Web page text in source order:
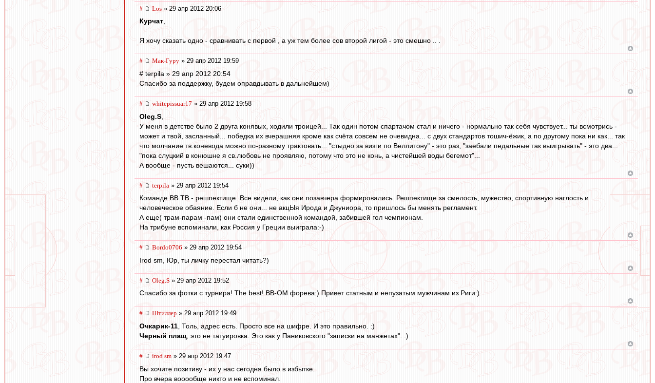
# Los » 29 апр 2012 20:06
Курчат,
Я хочу сказать одно - сравнивать с первой , а уж тем более сов второй лигой - это смешно .. .
# Мак-Гуру » 29 апр 2012 19:59
# terpila » 29 апр 2012 20:54
Спасибо за поддержку, будем оправдывать в дальнейшем)
# whitepissuar17 » 29 апр 2012 19:58
Oleg.S
У меня в детстве было 2 друга конявых, ходили троицей... Так один потом спартачом стал и ничего - нормально так себя чувствует... ты всмотрись -
может и твой, засланный... победка их вчерашняя кроме как счёта совсем не очевидна... с двух стандартов тошич-ёжик, а по другому пока ни как... так
что молчание тв.коневода можно по-разному трактовать... "стыдно за визги по Веллитону" - это раз, "заебали педальные так выигрывать" - это два...
"пока слуцкий в конюшне я св.любовь не проявляю, потому что это не конь, а чистейшей воды бегемот"...
А вообще - пусть вешаются... суки))
# terpila » 29 апр 2012 19:54
Команде ВВ ТВ - решпектище. Все видели, как они позавчера формировались. Решпектище за смелость, мужество, спортивную наглость и
человеческое обаяние. Если б не они... не акцЫя Ирода и Джуниора, то пришлось бы менять регламент.
А еще( трам-парам -пам) они стали единственной командой, забившей гол чемпионам.
На трибуне вспоминали, как Россия у Греции выиграла:-)
# Bordo0706 » 29 апр 2012 19:54
Irod sm, Юр, ты личку перестал читать?)
# Oleg.S » 29 апр 2012 19:52
Спасибо за фотки с турнира! The best! ВВ-ОМ форева:) Привет статным и непузатым мужчинам из Риги:)
# Штиллер » 29 апр 2012 19:49
Очкарик-11 , Толь, адрес есть. Просто все на шифре. И это правильно. :)
Черный плащ , это не татуировка. Это как у Паниковского "записки на манжетах". :)
# irod sm » 29 апр 2012 19:47
Вы хочите позитиву - их у нас сегодня было в избытке.
Про вчера вооообще никто и не вспоминал.